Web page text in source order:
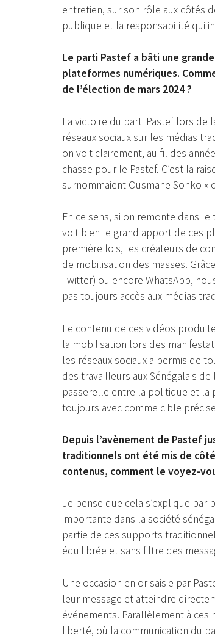
entretien, sur son rôle aux côtés
publique et la responsabilité qui
Le parti Pastef a bâti une
plateformes numériques.
de l’élection de mars 2024 ?
La victoire du parti Pastef lors de
réseaux sociaux sur les médias
on voit clairement, au fil des
chasse pour le Pastef. C’est la
surnommaient Ousmane Sonko «
En ce sens, si on remonte dans
voit bien le grand apport de ces
première fois, les créateurs de
de mobilisation des masses.
Twitter) ou encore WhatsApp,
pas toujours accès aux médias
Le contenu de ces vidéos
la mobilisation lors des
les réseaux sociaux a permis de
des travailleurs aux Sénégalais
passerelle entre la politique et la
toujours avec comme cible
Depuis l’avènement de Pastef
traditionnels ont été mis de
contenus, comment le voyez-
Je pense que cela s’explique par
importante dans la société
partie de ces supports
équilibrée et sans filtre des
Une occasion en or saisie par
leur message et atteindre
événements. Parallèlement à ces
liberté, où la communication du